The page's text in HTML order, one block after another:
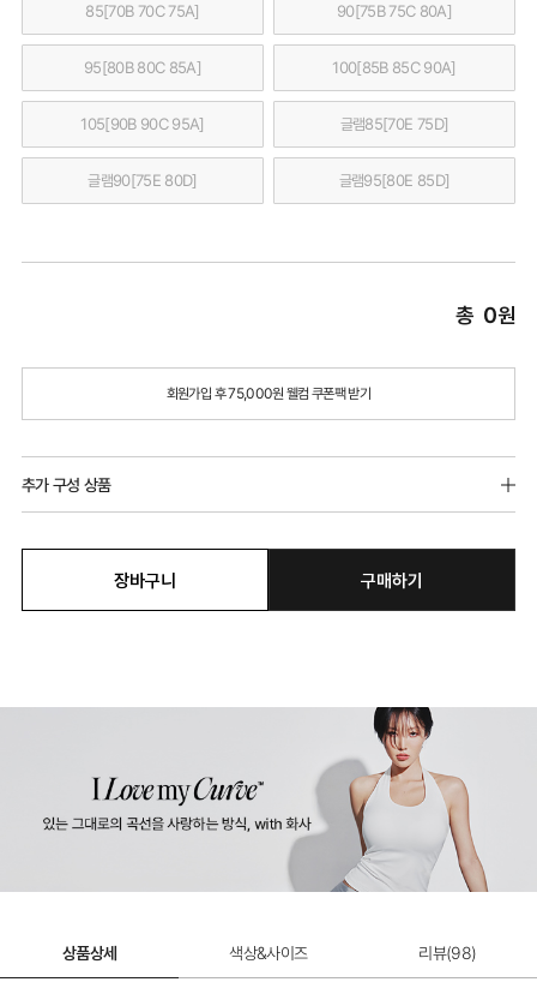
85[70B 70C 75A] 90[75B 75C 80A]
95[80B 80C 85A] 100[85B 85C 90A]
105[90B 90C 95A] 글램85[70E 75D]
글램90[75E 80D] 글램95[80E 85D]
총 0원
회원가입 후 75,000원 웰컴 쿠폰팩 받기
추가 구성 상품
쉬는날 플리츠 레이스 햄팬티
장바구니 구매하기
상품상세 색상&사이즈 리뷰(98)